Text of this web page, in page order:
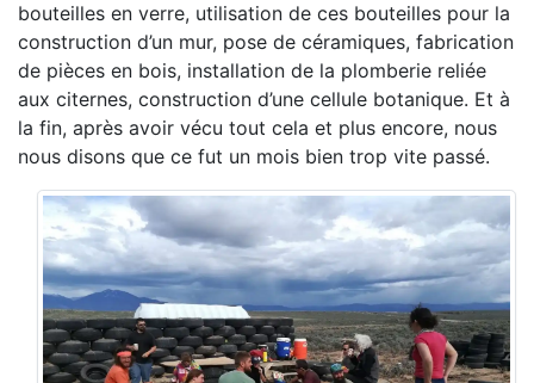
bouteilles en verre, utilisation de ces bouteilles pour la
construction d’un mur, pose de céramiques, fabrication
de pièces en bois, installation de la plomberie reliée
aux citernes, construction d’une cellule botanique. Et à
la fin, après avoir vécu tout cela et plus encore, nous
nous disons que ce fut un mois bien trop vite passé.